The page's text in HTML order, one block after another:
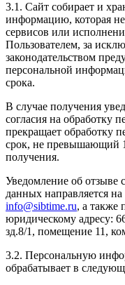
3.1. Сайт собирает и
информацию, которая
сервисов или
Пользователем, за
законодательством
персональной
срока.
В случае получения
согласия на обработку
прекращает обработку
срок, не превышающий
получения.
Уведомление об отзыве
данных направляется
info@sibtime.ru, а также
юридическому адресу:
зд.8/1, помещение 11,
3.2. Персональную
обрабатывает в